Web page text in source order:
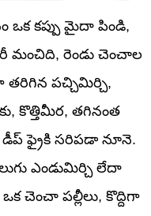
ఒక కప్పు మైదా పిండి,
మంచిది, రెండు చెంచాల
తరిగిన పచ్చిమిర్చి,
కొత్తిమీర, తగినంత
ఫ్రైకి సరిపడా నూనె.
ఎండుమిర్చి లేదా
ఒక చెంచా పల్లీలు, కొద్దిగా